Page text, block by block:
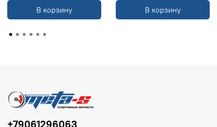
В корзину В корзину